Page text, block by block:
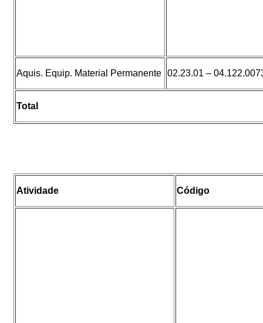
Aquis. Equip. Material Permanente 02.23.01 –
Total
Atividade Código